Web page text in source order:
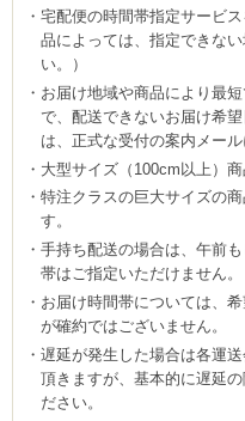
宅配便の時間帯指定サービ
品によっては、指定できな
い。）
お届け地域や商品により最
で、配送できないお届け希
は、正式な受付の案内メー
大型サイズ（100cm以上）
特注クラスの巨大サイズの
す。
手持ち配送の場合は、午前
帯はご指定いただけません。
お届け時間帯については、
が確約ではございません。
遅延が発生した場合は各運
頂きますが、基本的に遅延
ださい。